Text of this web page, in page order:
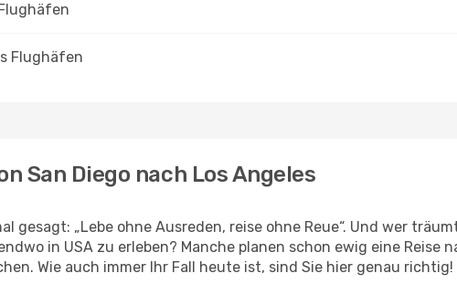
Flughäfen
San Diego nach Los Angeles
gesagt: „Lebe ohne Ausreden, reise ohne Reue“. Und wer
in USA zu erleben? Manche planen schon ewig eine Reise
Wie auch immer Ihr Fall heute ist, sind Sie hier genau richtig!